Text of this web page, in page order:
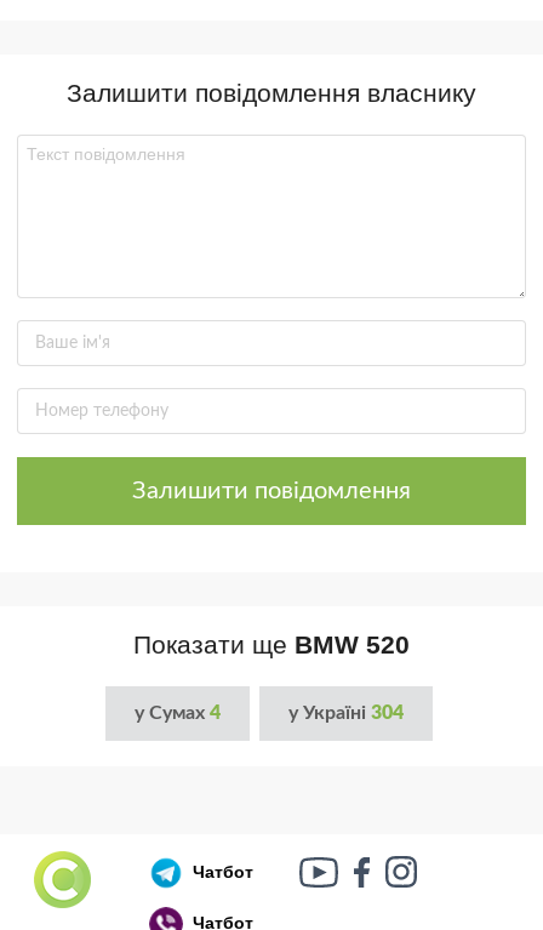
Залишити повідомлення власнику
Залишити повідомлення
Показати ще BMW 520
у Сумах 4 у Україні 304
Чатбот
Чатбот